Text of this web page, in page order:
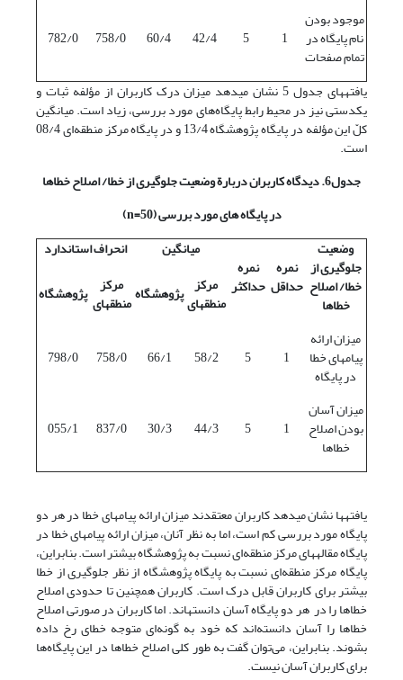
موجود بودن
نام پایگاه در
تمام صفحات
1
5
42/4
60/4
758/0
782/0
یافته‎های جدول 5 نشان می‎دهد میزان درک کاربران از مؤلفه ثبات و
یکدستی نیز در محیط رابط پایگاه‌های مورد بررسی، زیاد است. میانگین
کلّ این مؤلفه در پایگاه پژوهشگاه 13/4 و در پایگاه مرکز منطقه‌ای 08/4
است.
جدول6. دیدگاه کاربران دربارة وضعیت جلوگیری از خطا/ اصلاح خطاها
در پایگاه های مورد بررسی (50=
n
)
وضعیت
جلوگیری از
خطا/ اصلاح
خطاها
نمره
حداقل
نمره
حداکثر
میانگین
انحراف استاندارد
مرکز
منطقه‎ای پژوهشگاه مرکز
منطقه‎ای
پژوهشگاه
میزان ارائه
پیامهای خطا
در پایگاه
1
5
58/2
66/1
758/0
798/0
میزان آسان
بودن اصلاح
خطاها
1
5
44/3
30/3
837/0
055/1
یافته‏ها نشان می‎دهد کاربران معتقدند میزان ارائه پیامهای خطا در هر دو
پایگاه مورد بررسی کم است، اما به نظر آنان، میزان ارائه پیامهای خطا در
پایگاه مقاله‏های مرکز منطقه‌ای نسبت به پژوهشگاه بیشتر است. بنابراین،
پایگاه مرکز منطقه‌ای نسبت به پایگاه پژوهشگاه از نظر جلوگیری از خطا
بیشتر برای کاربران قابل درک است. کاربران همچنین تا حدودی اصلاح
خطاها را در هر دو پایگاه آسان دانسته‎اند. اما کاربران در صورتی اصلاح
خطاها را آسان دانسته‌اند که خود به گونه‌ای متوجه خطای رخ داده
بشوند. بنابراین، می‌توان گفت به طور کلی اصلاح خطاها در این پایگاه‌ها
برای کاربران آسان نیست.